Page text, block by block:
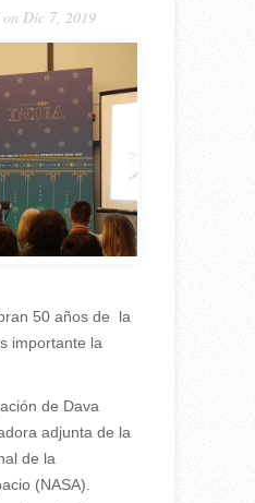
Dic 7, 2019
50 años de la
importante la
de Dava
adjunta de la
de la
(NASA).